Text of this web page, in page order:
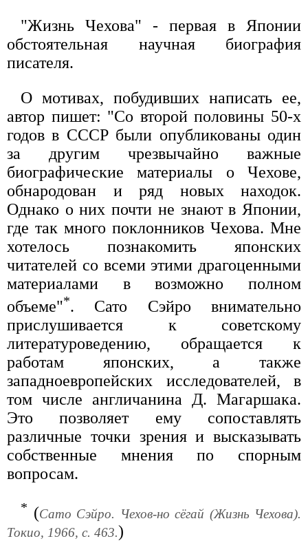
"Жизнь Чехова" - первая в Японии
обстоятельная научная биография
писателя.
О мотивах, побудивших написать ее,
автор пишет: "Со второй половины 50-х
годов в СССР были опубликованы один
за другим чрезвычайно важные
биографические материалы о Чехове,
обнародован и ряд новых находок.
Однако о них почти не знают в Японии,
где так много поклонников Чехова. Мне
хотелось познакомить японских
читателей со всеми этими драгоценными
материалами в возможно полном
объеме"*. Сато Сэйро внимательно
прислушивается к советскому
литературоведению, обращается к
работам японских, а также
западноевропейских исследователей, в
том числе англичанина Д. Магаршака.
Это позволяет ему сопоставлять
различные точки зрения и высказывать
собственные мнения по спорным
вопросам.
* (Сато Сэйро. Чехов-но сёгай (Жизнь Чехова).
Токио, 1966, с. 463.)